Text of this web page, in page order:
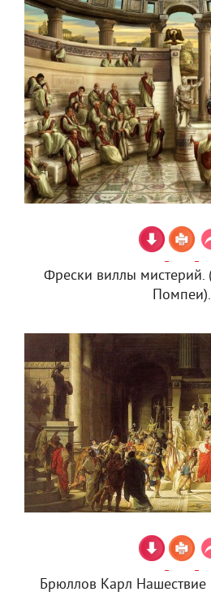
Фрески виллы мистерий.
Помпеи).
Брюллов Карл Нашествие